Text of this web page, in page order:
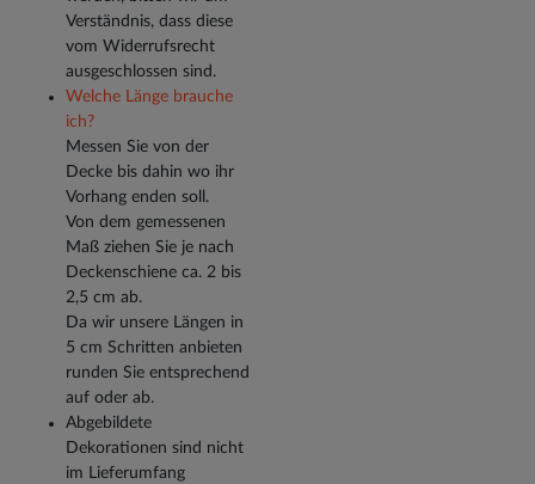
Verständnis, dass diese
vom Widerrufsrecht
ausgeschlossen sind.
Welche Länge brauche
ich?
Messen Sie von der
Decke bis dahin wo ihr
Vorhang enden soll.
Von dem gemessenen
Maß ziehen Sie je nach
Deckenschiene ca. 2 bis
2,5 cm ab.
Da wir unsere Längen in
5 cm Schritten anbieten
runden Sie entsprechend
auf oder ab.
Abgebildete
Dekorationen sind nicht
im Lieferumfang